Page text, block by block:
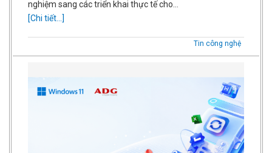
nghiệm sang các triển khai thực tế cho…
[Chi tiết...]
Tin công nghệ